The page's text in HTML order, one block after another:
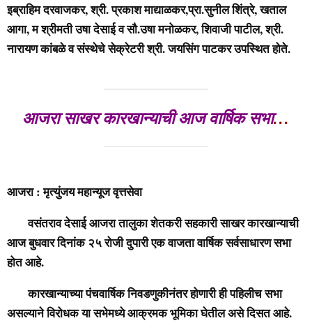
इब्राहिम दरवाजकर, श्री. प्रकाश माद्याळकर,प्रा.सुनील शिंत्रे, खताल
आगा, म श्रीमती उषा देसाई व सौ.उषा मनोळकर, शिवाजी पाटील, श्री.
नारायण कांबळे व संस्थेचे सेक्रेटरी श्री. जयसिंग पाटकर उपस्थित होते.
आजरा साखर कारखान्याची आज वार्षिक सभा…
आजरा : मृत्युंजय महान्यूज वृत्तसेवा
वसंतराव देसाई आजरा तालुका शेतकरी सहकारी साखर कारखान्याची
आज बुधवार दिनांक २५ रोजी दुपारी एक वाजता वार्षिक सर्वसाधारण सभा
होत आहे.
कारखान्याच्या पंचवार्षिक निवडणुकीनंतर होणारी ही पहिलीच सभा
असल्याने विरोधक या सभेमध्ये आक्रमक भूमिका घेतील असे दिसत आहे.